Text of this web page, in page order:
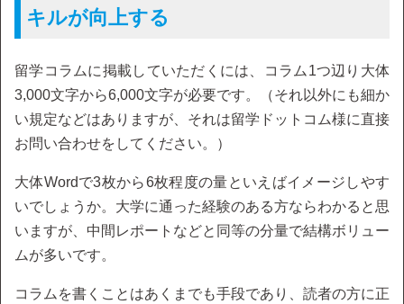
キルが向上する
留学コラムに掲載していただくには、コラム1つ辺り大体
3,000文字から6,000文字が必要です。（それ以外にも細か
い規定などはありますが、それは留学ドットコム様に直接
お問い合わせをしてください。）
大体Wordで3枚から6枚程度の量といえばイメージしやす
いでしょうか。大学に通った経験のある方ならわかると思
いますが、中間レポートなどと同等の分量で結構ボリュー
ムが多いです。
コラムを書くことはあくまでも手段であり、読者の方に正